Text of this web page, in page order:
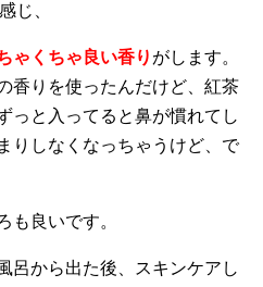
じ、
ゃくちゃ良い香り がします。
香りを使ったんだけど、紅茶
っと入ってると鼻が慣れてし
りしなくなっちゃうけど、で
も良いです。
呂から出た後、スキンケアし